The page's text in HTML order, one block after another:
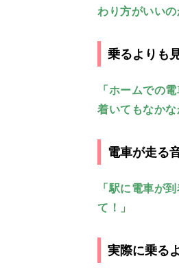
わり方がいい
乗るよりも
「ホームでの
着いてもなか
電車が走る
「駅に電車が
て！」
実際に乗る